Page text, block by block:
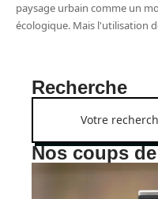
paysage urbain comme un
écologique. Mais l'utilisation
Recherche
Nos coups